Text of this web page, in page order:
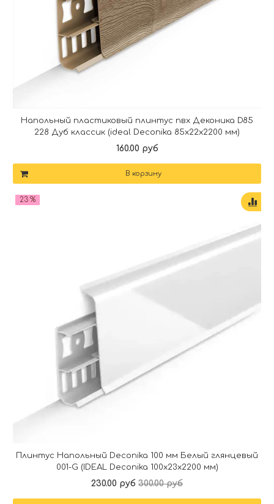
Напольный пластиковый плинтус пвх Деконика D85
228 Дуб классик (ideal Deconika 85х22х2200 мм)
160.00 руб
В корзину
23 %
Плинтус Напольный Deconika 100 мм Белый глянцевый
001-G (IDEAL Deconika 100х23х2200 мм)
230.00 руб 300.00 руб